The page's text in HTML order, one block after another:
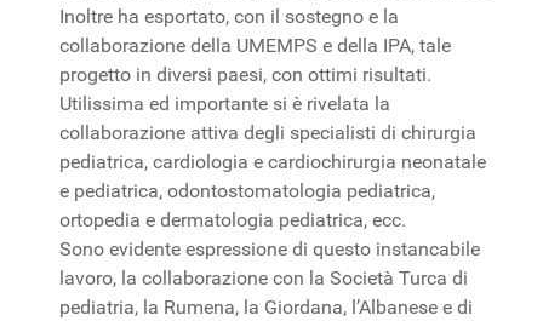
Inoltre ha esportato, con il sostegno e la
collaborazione della UMEMPS e della IPA, tale
progetto in diversi paesi, con ottimi risultati.
Utilissima ed importante si è rivelata la
collaborazione attiva degli specialisti di chirurgia
pediatrica, cardiologia e cardiochirurgia neonatale
e pediatrica, odontostomatologia pediatrica,
ortopedia e dermatologia pediatrica, ecc.
Sono evidente espressione di questo instancabile
lavoro, la collaborazione con la Società Turca di
pediatria, la Rumena, la Giordana, l’Albanese e di